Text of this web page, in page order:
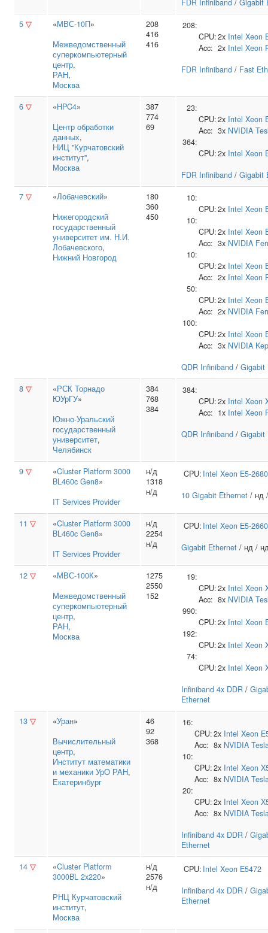
FDR Infiniband / Gigabit
5 ▽ «МВС-10П»
Межведомственный
суперкомпьютерный
центр,
РАН,
Москва
208
416
416
208:
CPU:2x Intel Xeon
Acc: 2x Intel Xeon
FDR Infiniband / Fast
6 ▽ «HPC4»
Центр обработки
данных,
НИЦ "Курчатовский
институт",
Москва
387
774
69
23:
CPU:2x Intel Xeon
Acc: 3x NVIDIA
364:
CPU:2x Intel Xeon
FDR Infiniband / Gigabit
7 ▽ «Лобачевский»
Нижегородский
государственный
университет им. Н.И.
Лобачевского,
Нижний Новгород
180
360
450
10:
CPU:2x Intel Xeon
10:
CPU:2x Intel Xeon
Acc: 3x NVIDIA
10:
CPU:2x Intel Xeon
Acc: 2x Intel Xeon
50:
CPU:2x Intel Xeon
Acc: 2x NVIDIA
100:
CPU:2x Intel Xeon
Acc: 3x NVIDIA
QDR Infiniband / Gigabit
8 ▽ «РСК Торнадо
ЮУрГУ»
Южно‑Уральский
государственный
университет,
Челябинск
384
768
384
384:
CPU:2x Intel Xeon
Acc: 1x Intel Xeon
QDR Infiniband / Gigabit
9 ▽ «Cluster Platform 3000
BL460c Gen8»
IT Services Provider
н/д
1318
н/д
CPU: Intel Xeon E5-
10 Gigabit Ethernet / нд
11 ▽ «Cluster Platform 3000
BL460c Gen8»
IT Services Provider
н/д
2254
н/д
CPU: Intel Xeon E5-2660
Gigabit Ethernet / нд /
12 ▽ «МВС-100К»
Межведомственный
суперкомпьютерный
центр,
РАН,
Москва
1275
2550
152
19:
CPU:2x Intel Xeon
Acc: 8x NVIDIA
990:
CPU:2x Intel Xeon
192:
CPU:2x Intel Xeon
74:
CPU:2x Intel Xeon
Infiniband 4x DDR /
Ethernet
13 ▽ «Уран»
Вычислительный
центр,
Институт математики
и механики УрО РАН,
Екатеринбург
46
92
368
16:
CPU:2x Intel Xeon
Acc: 8x NVIDIA
10:
CPU:2x Intel Xeon
Acc: 8x NVIDIA
20:
CPU:2x Intel Xeon
Acc: 8x NVIDIA
Infiniband 4x DDR /
Ethernet
14 ▽ «Cluster Platform
3000BL 2x220»
РНЦ Курчатовский
институт,
Москва
н/д
2576
н/д
CPU: Intel Xeon E5472
Infiniband 4x DDR /
Ethernet